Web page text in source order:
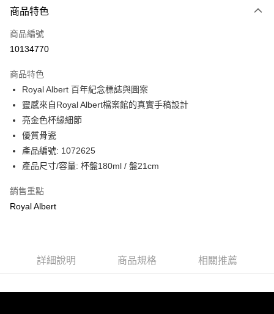
商品特色
商品編號
10134770
商品特色
Royal Albert 百年紀念標誌與圖案
靈感來自Royal Albert檔案館的真實手稿設計
亮金色杯緣細節
優質骨瓷
產品編號: 1072625
產品尺寸/容量: 杯盤180ml / 盤21cm
銷售重點
Royal Albert
詳細說明 商品規格 相關推薦